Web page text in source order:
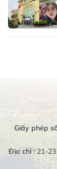
Giấy phép
Địa chỉ :21-23